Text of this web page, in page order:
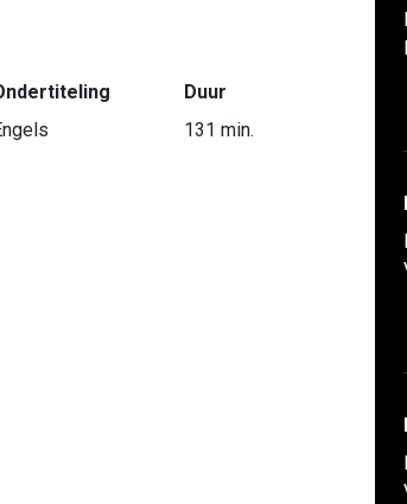
Duur
131 min.